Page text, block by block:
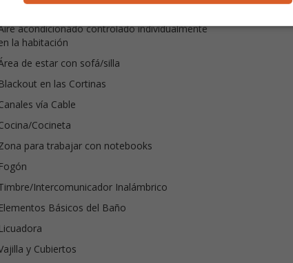
Agua Caliente
acondicionado controlado individualmente
la habitación
de estar con sofá/silla
Blackout en las Cortinas
vía Cable
Cocineta
para trabajar con notebooks
Fogón
Intercomunicador Inalámbrico
Elementos Básicos del Baño
Licuadora
y Cubiertos